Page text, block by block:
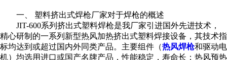
一、 塑料挤出式焊枪厂家对于焊枪的概述
JIT-600系列挤出式塑料焊枪是我厂家引进国外先进技术，
精心研制的一系列新型热风加热挤出式塑料焊接设备，其技术指
标均达到或超过国内外同类产品。主要组件（热风焊枪和驱动电
机）均选用进口或国产名牌产品，性能稳定，寿命长；热风预热